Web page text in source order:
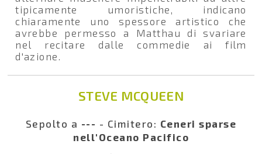
tipicamente umoristiche, indicano
chiaramente uno spessore artistico che
avrebbe permesso a Matthau di svariare
nel recitare dalle commedie ai film
d'azione.
STEVE MCQUEEN
Sepolto a --- - Cimitero: Ceneri sparse
nell'Oceano Pacifico